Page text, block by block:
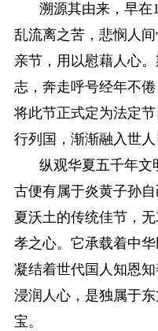
溯源其由来，早在
乱流离之苦，悲悯人
亲节，用以慰藉人心
志，奔走呼号经年不
将此节正式定为法定
行列国，渐渐融入世人
纵观华夏五千年文
古便有属于炎黄子孙
夏沃土的传统佳节，
孝之心。它承载着中
凝结着世代国人知恩
浸润人心，是独属于
宝。